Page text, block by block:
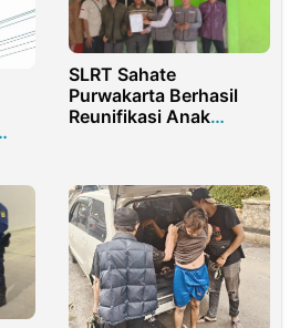
SLRT Sahate
Purwakarta Berhasil
Reunifikasi Anak